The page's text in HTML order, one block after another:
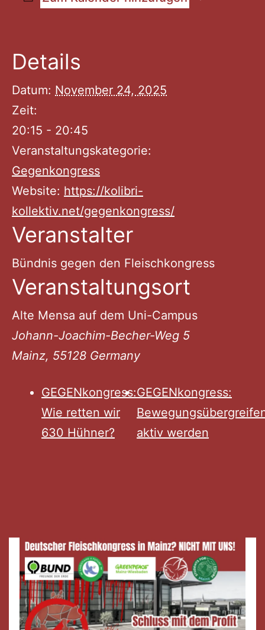
Details
Datum: November 24, 2025
Zeit:
20:15 - 20:45
Veranstaltungskategorie:
Gegenkongress
Website: https://kolibri-
kollektiv.net/gegenkongress/
Veranstaltungsort
Alte Mensa auf dem Uni-Campus
Johann-Joachim-Becher-Weg 5
Mainz, 55128 Germany
Veranstalter
Bündnis gegen den Fleischkongress
GEGENkongress:
Wie retten wir
630 Hühner?
GEGENkongress:
aktiv werden